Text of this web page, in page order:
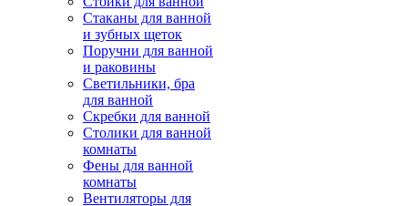
Стаканы для ванной
и зубных щеток
Поручни для ванной
и раковины
Светильники, бра
для ванной
Скребки для ванной
Столики для ванной
комнаты
Фены для ванной
комнаты
Вентиляторы для